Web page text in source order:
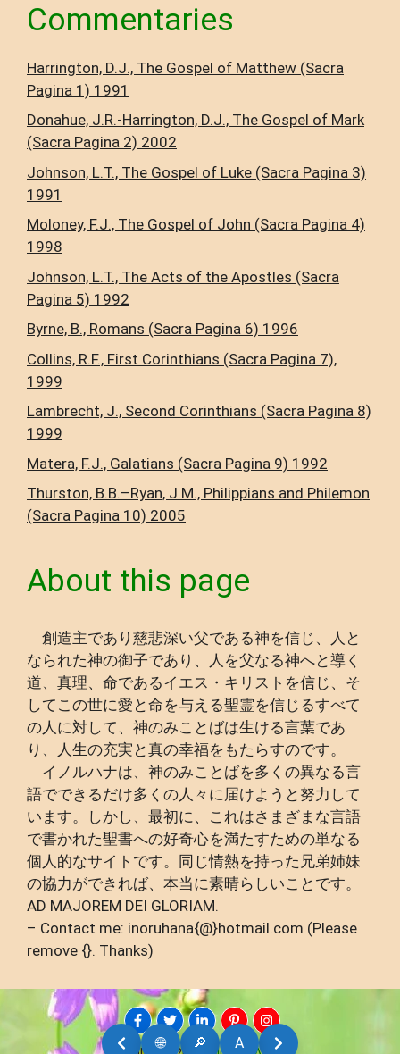
🌐 🔎 A
Commentaries
Harrington, D.J., The Gospel of Matthew (Sacra
Pagina 1) 1991
Donahue, J.R.-Harrington, D.J., The Gospel of Mark
(Sacra Pagina 2) 2002
Johnson, L.T., The Gospel of Luke (Sacra Pagina 3)
1991
Moloney, F.J., The Gospel of John (Sacra Pagina 4)
1998
Johnson, L.T., The Acts of the Apostles (Sacra
Pagina 5) 1992
Byrne, B., Romans (Sacra Pagina 6) 1996
Collins, R.F., First Corinthians (Sacra Pagina 7),
1999
Lambrecht, J., Second Corinthians (Sacra Pagina 8)
1999
Matera, F.J., Galatians (Sacra Pagina 9) 1992
Thurston, B.B.–Ryan, J.M., Philippians and Philemon
(Sacra Pagina 10) 2005
About this page
創造主であり慈悲深い父である神を信じ、人と
なられた神の御子であり、人を父なる神へと導く
道、真理、命であるイエス・キリストを信じ、そ
してこの世に愛と命を与える聖霊を信じるすべて
の人に対して、神のみことばは生ける言葉であ
り、人生の充実と真の幸福をもたらすのです。
イノルハナは、神のみことばを多くの異なる言
語でできるだけ多くの人々に届けようと努力して
います。しかし、最初に、これはさまざまな言語
で書かれた聖書への好奇心を満たすための単なる
個人的なサイトです。同じ情熱を持った兄弟姉妹
の協力ができれば、本当に素晴らしいことです。
AD MAJOREM DEI GLORIAM.
– Contact me: inoruhana{@}hotmail.com (Please
remove {}. Thanks)